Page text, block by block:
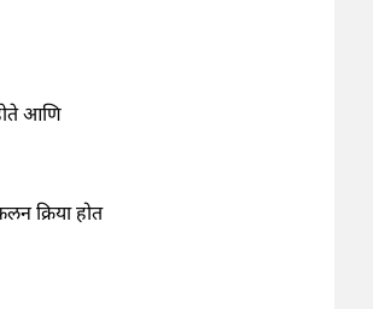
आणि
क्रिया होत